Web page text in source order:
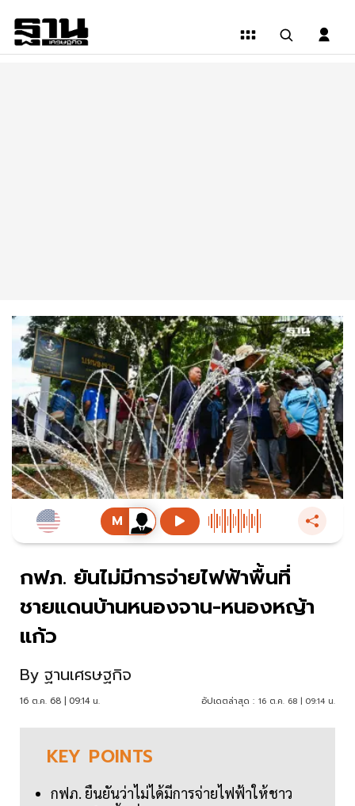
กฟภ. ยันไม่มีการจ่ายไฟฟ้าพื้นที่
ชายแดนบ้านหนองจาน-หนองหญ้า
แก้ว
By ฐานเศรษฐกิจ
16 ต.ค. 68 | 09:14 น. อัปเดตล่าสุด : 16 ต.ค. 68 | 09:14 น.
KEY POINTS
กฟภ. ยืนยันว่าไม่ได้มีการจ่ายไฟฟ้าให้ชาว